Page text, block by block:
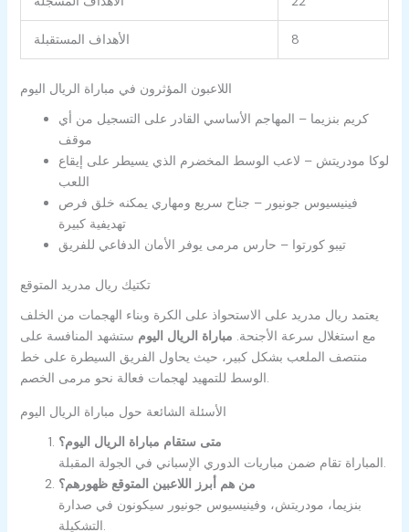
الأهداف المستقبلة 8
اللاعبون المؤثرون في مباراة الريال اليوم
كريم بنزيما – المهاجم الأساسي القادر على التسجيل من أي
موقف
لوكا مودريتش – لاعب الوسط المخضرم الذي يسيطر على إيقاع
اللعب
فينيسيوس جونيور – جناح سريع ومهاري يمكنه خلق فرص
تهديفية كبيرة
تيبو كورتوا – حارس مرمى يوفر الأمان الدفاعي للفريق
تكتيك ريال مدريد المتوقع
يعتمد ريال مدريد على الاستحواذ على الكرة وبناء الهجمات من الخلف
مع استغلال سرعة الأجنحة. مباراة الريال اليوم ستشهد المنافسة على
منتصف الملعب بشكل كبير، حيث يحاول الفريق السيطرة على خط
الوسط للتمهيد لهجمات فعالة نحو مرمى الخصم.
الأسئلة الشائعة حول مباراة الريال اليوم
متى ستقام مباراة الريال اليوم؟
من هم أبرز اللاعبين المتوقع ظهورهم؟
بنزيما، مودريتش، وفينيسيوس جونيور سيكونون في صدارة